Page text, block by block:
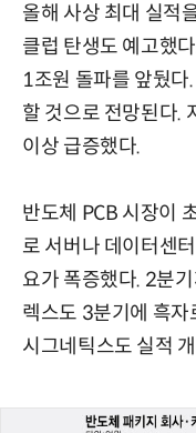
올해 사상 최대 실적
클럽 탄생도 예고했
1조원 돌파를 앞뒀
할 것으로 전망된다.
이상 급증했다.
반도체 PCB 시장이
로 서버나 데이터센
요가 폭증했다. 2분
렉스도 3분기에 흑자
시그네틱스도 실적